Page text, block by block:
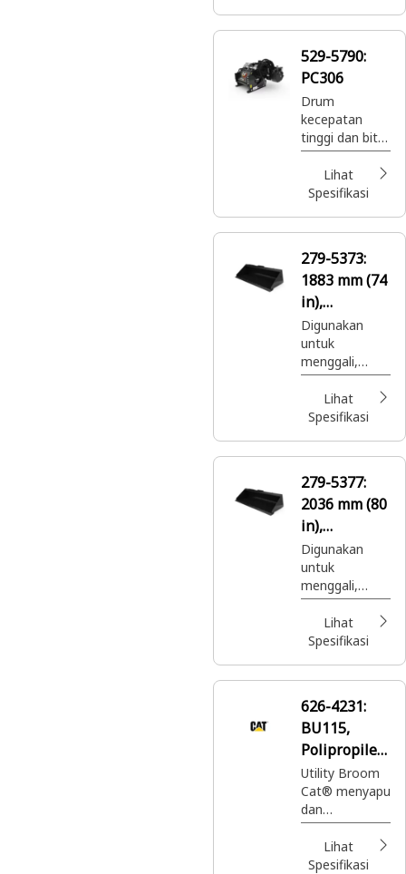
dan membuat
tanah, kerikil,
pasir, dan
hampir semua
material
lainnya yang
digunakan
sebagai dasar.
529-5790:
PC306
Drum
kecepatan
tinggi dan bit
kerucut
dengan cepat
menyingkirkan
beton sebelum
Lihat
Spesifikasi
279-5373:
1883 mm (74
in),
Pinggiran
Tajam yang
Dipasang
Dengan Baut
Digunakan
untuk
menggali,
memuat,
membawa,
meratakan,
dan membuat
dalam
berbagai
aplikasi.
Lihat
Spesifikasi
279-5377:
2036 mm (80
in),
Pinggiran
Tajam yang
Dipasang
Dengan Baut
Digunakan
untuk
menggali,
memuat,
membawa,
meratakan,
dan membuat
dalam
berbagai
aplikasi.
Lihat
Spesifikasi
626-4231:
BU115,
Polipropilen
a
Utility Broom
Cat® menyapu
dan
mengumpulka
n serpihan
ringan pada
Lihat
Spesifikasi